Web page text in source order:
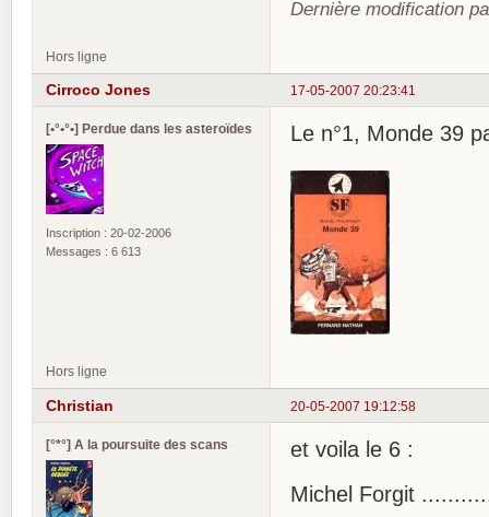
Dernière modification
Hors ligne
17-05-2007 20:23:41
Cirroco Jones
[•°•°•] Perdue dans les asteroïdes
Inscription : 20-02-2006
Messages : 6 613
Le n°1, Monde 39
Hors ligne
20-05-2007 19:12:58
Christian
[°*°] A la poursuite des scans
et voila le 6 :
Michel Forgit